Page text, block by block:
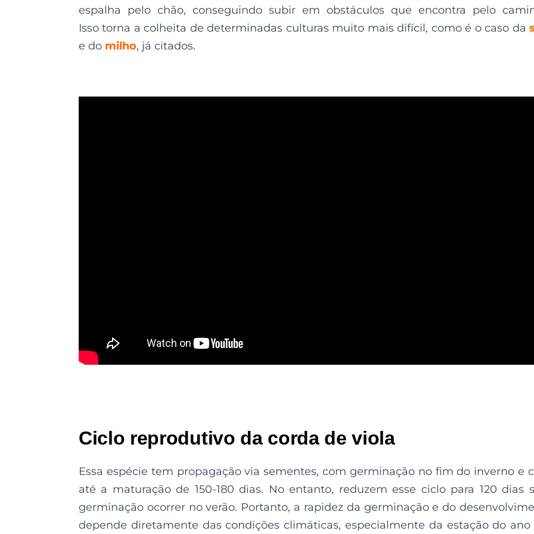
espalha pelo chão, conseguindo subir em obstáculos que encontra pelo
Isso torna a colheita de determinadas culturas muito mais difícil, como é o caso da
e do milho, já citados.
Ciclo reprodutivo da corda de viola
Essa espécie tem propagação via sementes, com germinação no fim do inverno e
até a maturação de 150-180 dias. No entanto, reduzem esse ciclo para 120 dias
germinação ocorrer no verão. Portanto, a rapidez da germinação e do
depende diretamente das condições climáticas, especialmente da estação do ano